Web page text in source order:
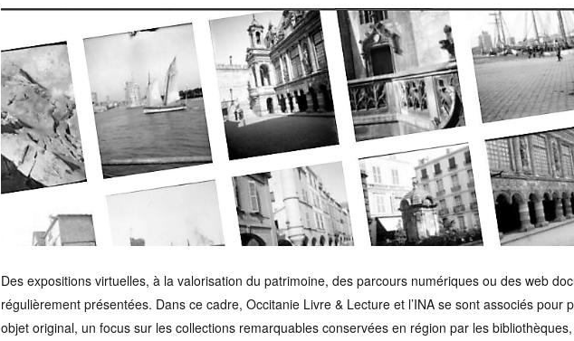
Des expositions virtuelles, à la valorisation du patrimoine, des parcours numériques ou des web
régulièrement présentées. Dans ce cadre, Occitanie Livre & Lecture et l’INA se sont associés pour
objet original, un focus sur les collections remarquables conservées en région par les bibliothèques,